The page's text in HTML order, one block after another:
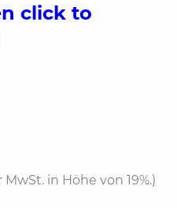
click to
in Höhe von 19%.)